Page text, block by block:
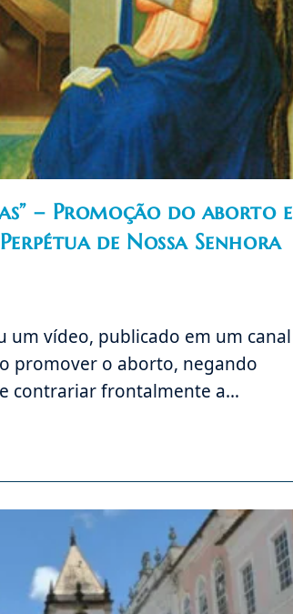
– Promoção do aborto e
de Nossa Senhora
um vídeo, publicado em um canal
promover o aborto, negando
contrariar frontalmente a…